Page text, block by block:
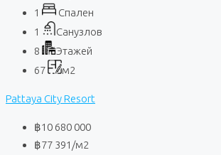
1
Спален
1
Санузлов
8
Этажей
67
м2
Pattaya City Resort
฿10 680 000
฿77 391 /м2